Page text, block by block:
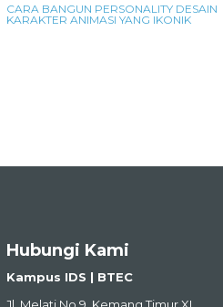
CARA BANGUN PERSONALITY DESAIN
KARAKTER ANIMASI YANG IKONIK
Hubungi Kami
Kampus IDS | BTEC
Jl. Melati No.9, Kemang Timur XI,